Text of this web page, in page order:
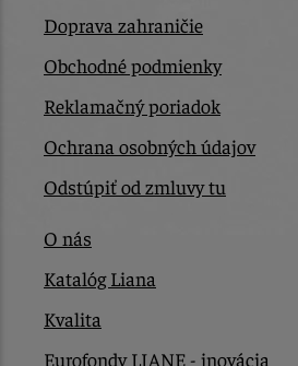
Doprava zahraničie
Obchodné podmienky
Reklamačný poriadok
Ochrana osobných údajov
Odstúpiť od zmluvy tu
O nás
Katalóg Liana
Kvalita
Eurofondy LIANE - inovácia